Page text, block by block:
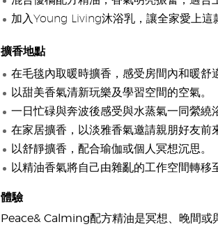
加入Young Living沐浴乳，讓全家愛上這
擴香地點
在毛毯內取暖時擴香，感受房間內和暖舒
以甜美香氣清新玩樂及學習空間的空氣。
一日忙碌與奔波後感受與水蒸氣一同縈繞
在家居擴香，以淡雅香氣邀請親朋好友前
以舒靜擴香，配合瑜伽或個人冥想沉思。
以精油香氣將自己由雜亂的工作空間轉移
體驗
Peace& Calming配方精油是冥想、晚間或